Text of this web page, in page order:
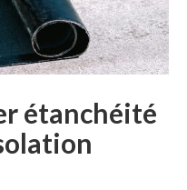
étanchéité